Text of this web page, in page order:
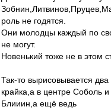
роль не годятся.
Они молодцы каждый по
не могут.
Новенький тоже не в этом
Так-то вырисовывается
крайка,а в центре Соболь и
Блииин,а ещё ведь